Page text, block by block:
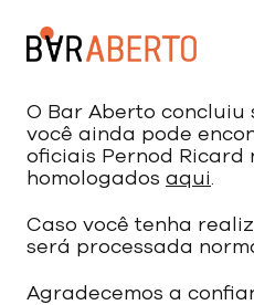
O Bar Aberto concluiu
você ainda pode
oficiais Pernod Ricard
homologados aqui.
Caso você tenha
será processada
Agradecemos a